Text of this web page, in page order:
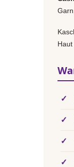
Haut
✓
✓
✓
✓